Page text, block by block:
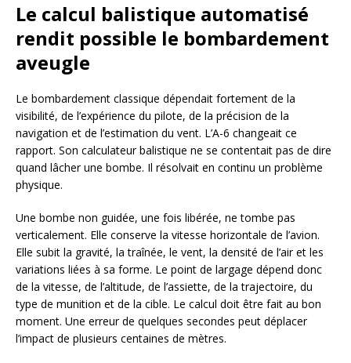
Le calcul balistique automatisé
rendit possible le bombardement
aveugle
Le bombardement classique dépendait fortement de la
visibilité, de l’expérience du pilote, de la précision de la
navigation et de l’estimation du vent. L’A-6 changeait ce
rapport. Son calculateur balistique ne se contentait pas de dire
quand lâcher une bombe. Il résolvait en continu un problème
physique.
Une bombe non guidée, une fois libérée, ne tombe pas
verticalement. Elle conserve la vitesse horizontale de l’avion.
Elle subit la gravité, la traînée, le vent, la densité de l’air et les
variations liées à sa forme. Le point de largage dépend donc
de la vitesse, de l’altitude, de l’assiette, de la trajectoire, du
type de munition et de la cible. Le calcul doit être fait au bon
moment. Une erreur de quelques secondes peut déplacer
l’impact de plusieurs centaines de mètres.